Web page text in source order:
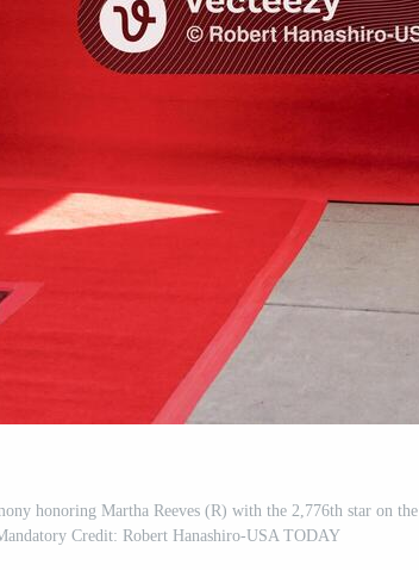
honoring Martha Reeves (R) with the 2,776th star on the
Credit: Robert Hanashiro-USA TODAY